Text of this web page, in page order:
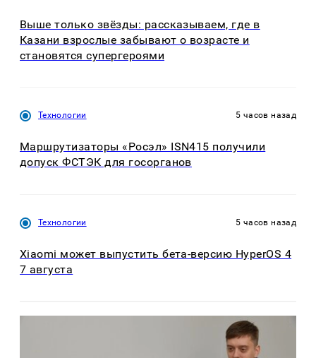
Выше только звёзды: рассказываем, где в
Казани взрослые забывают о возрасте и
становятся супергероями
Технологии 5 часов назад
Маршрутизаторы «Росэл» ISN415 получили
допуск ФСТЭК для госорганов
Технологии 5 часов назад
Xiaomi может выпустить бета-версию HyperOS 4
7 августа